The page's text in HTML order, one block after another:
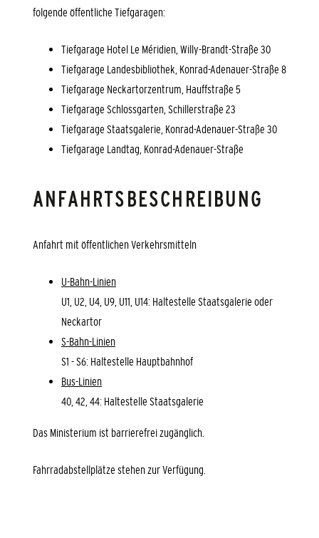
folgende öffentliche Tiefgaragen:
Tiefgarage Hotel Le Méridien, Willy-Brandt-Straße 30
Tiefgarage Landesbibliothek, Konrad-Adenauer-Straße 8
Tiefgarage Neckartorzentrum, Hauffstraße 5
Tiefgarage Schlossgarten, Schillerstraße 23
Tiefgarage Staatsgalerie, Konrad-Adenauer-Straße 30
Tiefgarage Landtag, Konrad-Adenauer-Straße
ANFAHRTSBESCHREIBUNG
Anfahrt mit öffentlichen Verkehrsmitteln
U-Bahn-Linien
U1, U2, U4, U9, U11, U14: Haltestelle Staatsgalerie oder
Neckartor
S-Bahn-Linien
S1 - S6: Haltestelle Hauptbahnhof
Bus-Linien
40, 42, 44: Haltestelle Staatsgalerie
Das Ministerium ist barrierefrei zugänglich.
Fahrradabstellplätze stehen zur Verfügung.